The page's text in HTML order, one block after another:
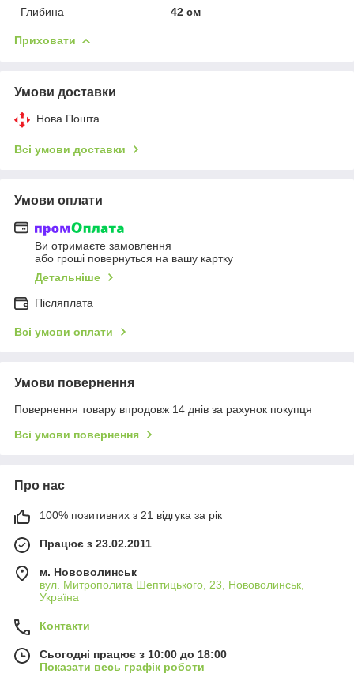
Глибина
42 см
Приховати
Умови доставки
Нова Пошта
Всі умови доставки
Умови оплати
Ви отримаєте замовлення
або гроші повернуться на вашу картку
Детальніше
Післяплата
Всі умови оплати
Умови повернення
Повернення товару впродовж 14 днів за рахунок покупця
Всі умови повернення
Про нас
100% позитивних з 21 відгука за рік
Працює з 23.02.2011
м. Нововолинськ
вул. Митрополита Шептицького, 23, Нововолинськ,
Україна
Контакти
Сьогодні працює з 10:00 до 18:00
Показати весь графік роботи